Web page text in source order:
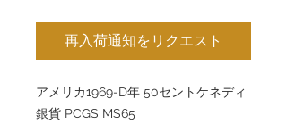
再入荷通知をリクエスト
アメリカ1969-D年 50セントケネディ
銀貨 PCGS MS65